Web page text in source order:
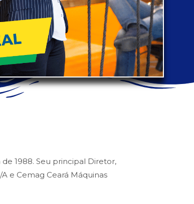
1988. Seu principal Diretor,
e Cemag Ceará Máquinas